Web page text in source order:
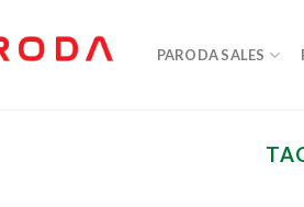
PARODA SALES